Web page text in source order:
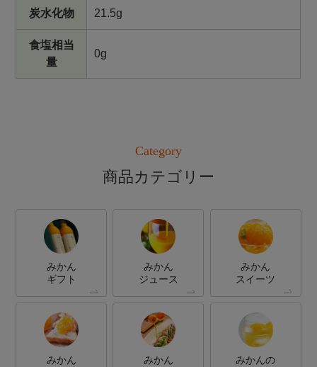
炭水化物 21.5g
食塩相当
量
0g
Category
商品カテゴリー
みかん
ギフト
みかん
ジュース
みかん
スイーツ
みかん
みかん
みかんの